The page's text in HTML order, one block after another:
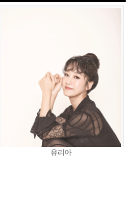
유리아